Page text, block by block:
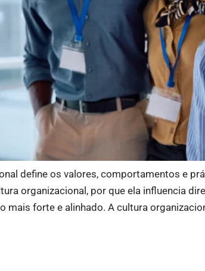
define os valores, comportamentos e
organizacional, por que ela influencia
mais forte e alinhado. A cultura